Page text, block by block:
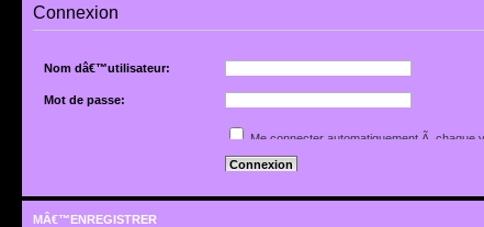
Connexion
Nom dâ€™utilisateur:
Mot de passe:
Renvoyer lâ€™e-mail de confirmation
Me connecter automatiquement Ã chaque
Cacher mon statut en ligne pour cette
MÂ€™ENREGISTRER